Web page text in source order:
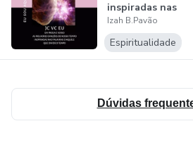
inspiradas nas
mensagens d'El...
Izah B.Pavão
Espiritualidade
Dúvidas